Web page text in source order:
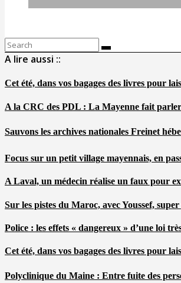
Search
for:
A lire aussi ::
Cet été, dans vos bagages des livres pour
A la CRC des PDL : La Mayenne fait
Sauvons les archives nationales Freinet
Focus sur un petit village mayennais, en
A Laval, un médecin réalise un faux pour
Sur les pistes du Maroc, avec Youssef,
Police : les effets « dangereux » d’une loi
Cet été, dans vos bagages des livres pour
Polyclinique du Maine : Entre fuite des